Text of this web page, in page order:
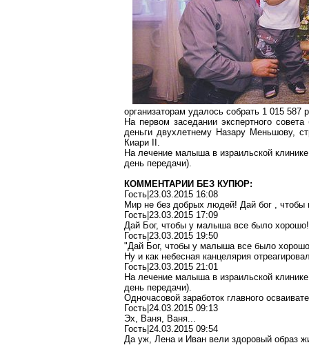
организаторам удалось собрать 1 015 587
На первом заседании экспертного
деньги двухлетнему Назару Меньшову,
Киари II.
На лечение малыша в израильской
день передачи).
КОММЕНТАРИИ БЕЗ КУПЮР:
Гость|23.03.2015 16:08
Мир не без добрых людей! Дай бог ,
Гость|23.03.2015 17:09
Дай Бог, чтобы у малыша все было
Гость|23.03.2015 19:50
"Дай Бог, чтобы у малыша все было
Ну и как небесная канцелярия
Гость|23.03.2015 21:01
На лечение малыша в израильской
день передачи).
Одночасовой заработок главного
Гость|24.03.2015 09:13
Эх, Ваня, Ваня...
Гость|24.03.2015 09:54
Да уж, Лена и Иван вели здоровый образ